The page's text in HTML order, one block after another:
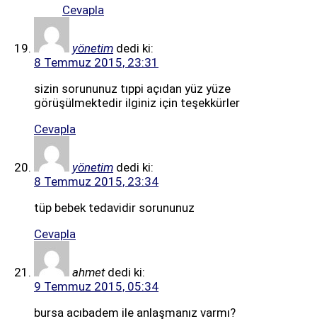
Cevapla
yönetim dedi ki:
8 Temmuz 2015, 23:31
sizin sorununuz tıppi açıdan yüz yüze
görüşülmektedir ilginiz için teşekkürler
Cevapla
yönetim dedi ki:
8 Temmuz 2015, 23:34
tüp bebek tedavidir sorununuz
Cevapla
ahmet dedi ki:
9 Temmuz 2015, 05:34
bursa acıbadem ile anlaşmanız varmı?